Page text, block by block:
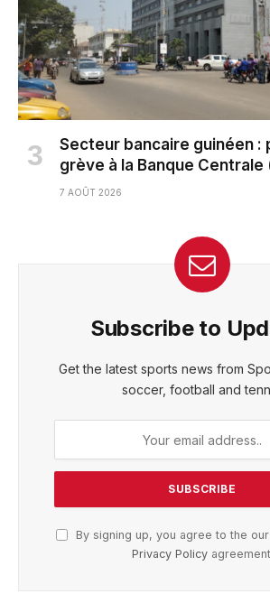
Secteur bancaire guinéen :
grève à la Banque Centrale
7 AOÛT 2026
Subscribe to
Get the latest sports news from
soccer, football and
By signing up, you agree to the
Privacy Policy